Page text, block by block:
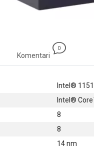
Komentari
0
Intel® 1151
Intel®
8
8
14 nm